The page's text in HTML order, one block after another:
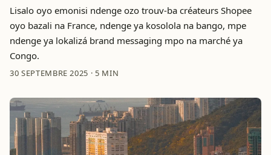
Lisalo oyo emonisi ndenge ozo trouv‑ba créateurs Shopee
oyo bazali na France, ndenge ya kosolola na bango, mpe
ndenge ya lokalizá brand messaging mpo na marché ya
Congo.
30 SEPTEMBRE 2025 · 5 MIN